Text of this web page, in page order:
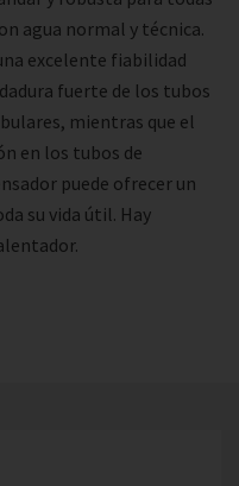
agua normal y técnica.
excelente fiabilidad
fuerte de los tubos
mientras que el
en los tubos de
puede ofrecer un
su vida útil. Hay